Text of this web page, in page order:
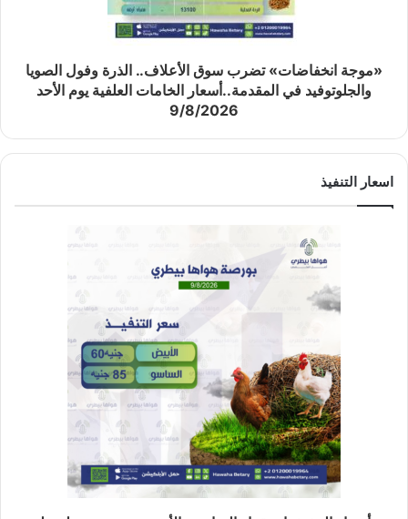
«موجة انخفاضات» تضرب سوق الأعلاف.. الذرة وفول الصويا
والجلوتوفيد في المقدمة..أسعار الخامات العلفية يوم الأحد
9/8/2026
اسعار التنفيذ